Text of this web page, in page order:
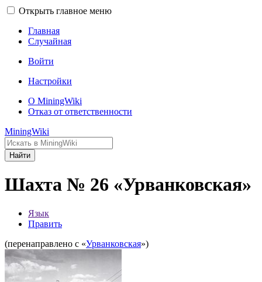
Открыть главное меню
Главная
Случайная
Войти
Настройки
О MiningWiki
Отказ от ответственности
MiningWiki
Найти
Шахта № 26 «Урванковская»
Язык
Править
(перенаправлено с «Урванковская»)